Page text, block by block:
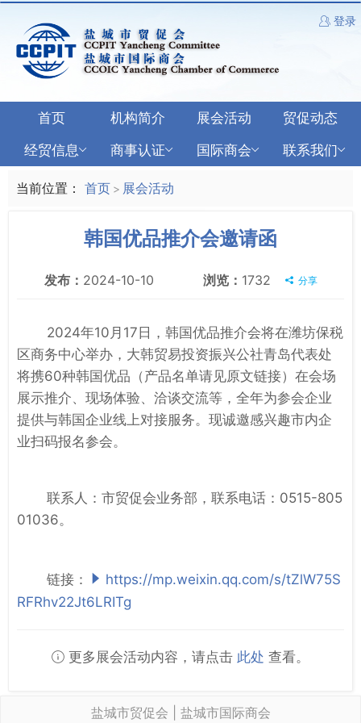
登录
首页 机构简介 展会活动
贸促动态
经贸信息
商事认证 国际商会 联系我们
当前位置： 首页 > 展会活动
韩国优品推介会邀请函
发布： 2024-10-10 浏览： 1732 分享
2024年10月17日，韩国优品推介会将在潍坊保税
区商务中心举办，大韩贸易投资振兴公社青岛代表处
将携60种韩国优品（产品名单请见原文链接）在会场
展示推介、现场体验、洽谈交流等，全年为参会企业
提供与韩国企业线上对接服务。现诚邀感兴趣市内企
业扫码报名参会。
联系人：市贸促会业务部，联系电话：0515-805
01036。
链接：
https://mp.weixin.qq.com/s/tZlW75S
RFRhv22Jt6LRITg
更多展会活动内容，请点击 此处 查看。
盐城市贸促会 | 盐城市国际商会